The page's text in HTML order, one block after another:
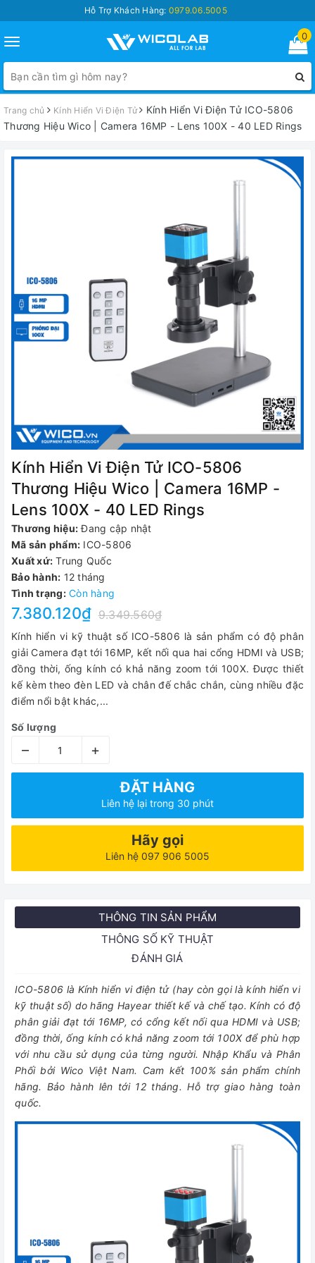
Hỗ Trợ Khách Hàng: 0979.06.5005
Toggle
navigation
0
Trang chủ Kính Hiển Vi Điện Tử
Kính Hiển Vi Điện Tử ICO-5806
Thương Hiệu Wico | Camera 16MP - Lens 100X - 40 LED Rings
Kính Hiển Vi Điện Tử ICO-5806
Thương Hiệu Wico | Camera 16MP -
Lens 100X - 40 LED Rings
Thương hiệu: Đang cập nhật
Mã sản phẩm: ICO-5806
Xuất xứ: Trung Quốc
Bảo hành: 12 tháng
Tình trạng: Còn hàng
7.380.120₫ 9.349.560₫
Kính hiển vi kỹ thuật số ICO-5806 là sản phẩm có độ phân
giải Camera đạt tới 16MP, kết nối qua hai cổng HDMI và USB;
đồng thời, ống kính có khả năng zoom tới 100X. Được thiết
kế kèm theo đèn LED và chân đế chắc chắn, cùng nhiều đặc
điểm nổi bật khác,...
Số lượng
– +
ĐẶT HÀNG
Liên hệ lại trong 30 phút
Hãy gọi
Liên hệ 097 906 5005
THÔNG TIN SẢN PHẨM
THÔNG SỐ KỸ THUẬT
ĐÁNH GIÁ
ICO-5806 là Kính hiển vi điện tử (hay còn gọi là kính hiển vi
kỹ thuật số) do hãng Hayear thiết kế và chế tạo. Kính có độ
phân giải đạt tới 16MP, có cổng kết nối qua HDMI và USB;
đồng thời, ống kính có khả năng zoom tới 100X để phù hợp
với nhu cầu sử dụng của từng người. Nhập Khẩu và Phân
Phối bởi Wico Việt Nam. Cam kết 100% sản phẩm chính
hãng. Bảo hành lên tới 12 tháng. Hỗ trợ giao hàng toàn
quốc.